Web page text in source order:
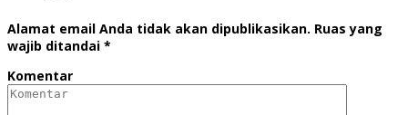
Alamat email Anda tidak akan dipublikasikan. Ruas yang
wajib ditandai *
Komentar